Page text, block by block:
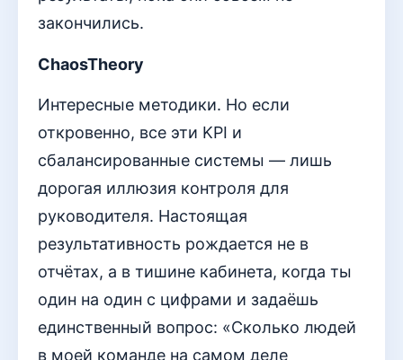
закончились.
ChaosTheory
Интересные методики. Но если
откровенно, все эти KPI и
сбалансированные системы — лишь
дорогая иллюзия контроля для
руководителя. Настоящая
результативность рождается не в
отчётах, а в тишине кабинета, когда ты
один на один с цифрами и задаёшь
единственный вопрос: «Сколько людей
в моей команде на самом деле